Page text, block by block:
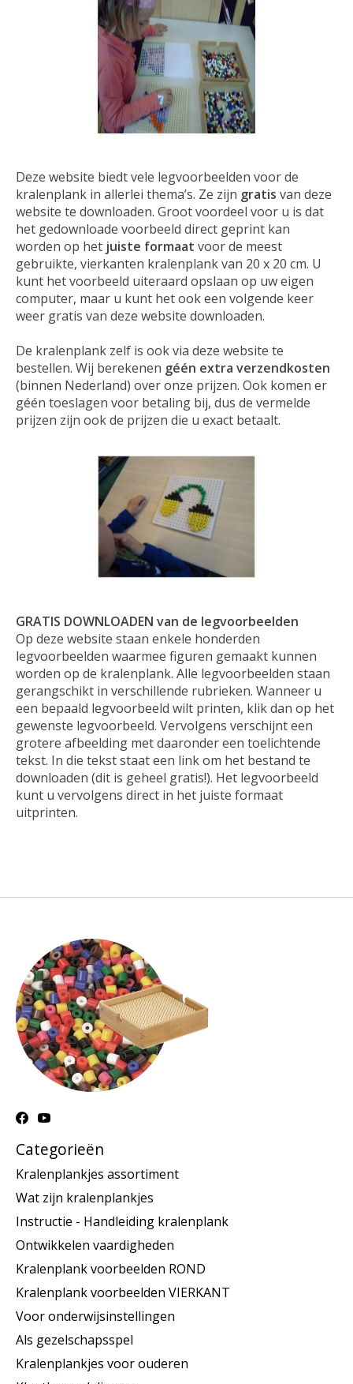
Deze website biedt vele legvoorbeelden voor de
kralenplank in allerlei thema’s. Ze zijn gratis van deze
website te downloaden. Groot voordeel voor u is dat
het gedownloade voorbeeld direct geprint kan
worden op het juiste formaat voor de meest
gebruikte, vierkanten kralenplank van 20 x 20 cm. U
kunt het voorbeeld uiteraard opslaan op uw eigen
computer, maar u kunt het ook een volgende keer
weer gratis van deze website downloaden.
De kralenplank zelf is ook via deze website te
bestellen. Wij berekenen géén extra verzendkosten
(binnen Nederland) over onze prijzen. Ook komen er
géén toeslagen voor betaling bij, dus de vermelde
prijzen zijn ook de prijzen die u exact betaalt.
GRATIS DOWNLOADEN van de legvoorbeelden
Op deze website staan enkele honderden
legvoorbeelden waarmee figuren gemaakt kunnen
worden op de kralenplank. Alle legvoorbeelden staan
gerangschikt in verschillende rubrieken. Wanneer u
een bepaald legvoorbeeld wilt printen, klik dan op het
gewenste legvoorbeeld. Vervolgens verschijnt een
grotere afbeelding met daaronder een toelichtende
tekst. In die tekst staat een link om het bestand te
downloaden (dit is geheel gratis!). Het legvoorbeeld
kunt u vervolgens direct in het juiste formaat
uitprinten.
Categorieën
Kralenplankjes assortiment
Wat zijn kralenplankjes
Instructie - Handleiding kralenplank
Ontwikkelen vaardigheden
Kralenplank voorbeelden ROND
Kralenplank voorbeelden VIERKANT
Voor onderwijsinstellingen
Als gezelschapsspel
Kralenplankjes voor ouderen